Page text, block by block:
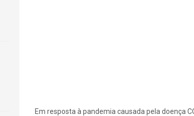
Em resposta à pandemia causada pela doença